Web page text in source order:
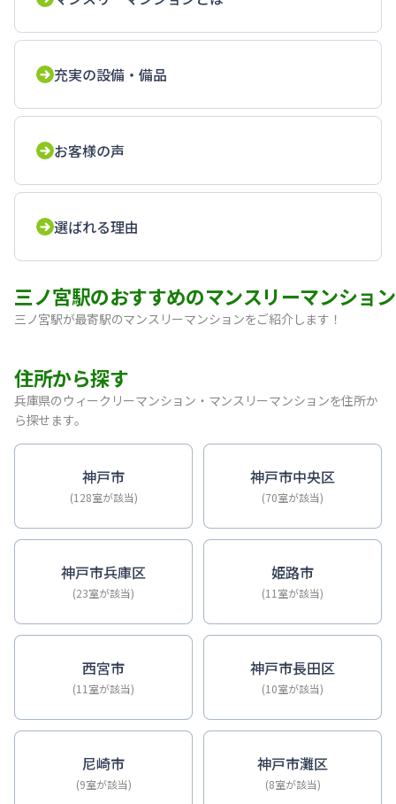
充実の設備・備品
お客様の声
選ばれる理由
三ノ宮駅のおすすめのマンスリーマンション
三ノ宮駅が最寄駅のマンスリーマンションをご紹介します！
【三宮・花時計前】SステイEL神戸三宮磯上通｜禁煙ルー
【神戸・三宮】Sステイ神戸三宮ジアコスモ｜禁煙ルーム
【神戸・三宮】Sステイ三宮ソレイユ｜Wi-Fi無料・禁煙・
【三宮・花時計前】Sステイ三宮駅前ルシール｜禁煙ルー
【神戸・三宮】Sステイ三宮駅前７｜禁煙ルーム・Wi-Fiレ
【三宮・貿易センター】Sステイ三宮貿易センター前2｜
住所から探す
兵庫県のウィークリーマンション・マンスリーマンションを住所か
ら探せます。
神戸市
(128室が該当)
神戸市中央区
(70室が該当)
神戸市兵庫区
(23室が該当)
姫路市
(11室が該当)
西宮市
(11室が該当)
神戸市長田区
(10室が該当)
尼崎市
(9室が該当)
神戸市灘区
(8室が該当)